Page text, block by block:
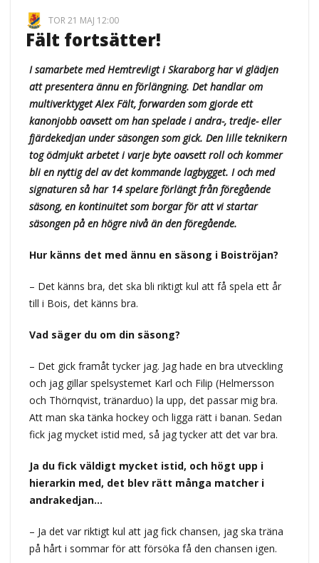
TOR 21 MAJ 12:00
Fält fortsätter!
I samarbete med Hemtrevligt i Skaraborg har vi glädjen
att presentera ännu en förlängning. Det handlar om
multiverktyget Alex Fält, forwarden som gjorde ett
kanonjobb oavsett om han spelade i andra-, tredje- eller
fjärdekedjan under säsongen som gick. Den lille teknikern
tog ödmjukt arbetet i varje byte oavsett roll och kommer
bli en nyttig del av det kommande lagbygget. I och med
signaturen så har 14 spelare förlängt från föregående
säsong, en kontinuitet som borgar för att vi startar
säsongen på en högre nivå än den föregående.
Hur känns det med ännu en säsong i Boiströjan?
– Det känns bra, det ska bli riktigt kul att få spela ett år
till i Bois, det känns bra.
Vad säger du om din säsong?
– Det gick framåt tycker jag. Jag hade en bra utveckling
och jag gillar spelsystemet Karl och Filip (Helmersson
och Thörnqvist, tränarduo) la upp, det passar mig bra.
Att man ska tänka hockey och ligga rätt i banan. Sedan
fick jag mycket istid med, så jag tycker att det var bra.
Ja du fick väldigt mycket istid, och högt upp i
hierarkin med, det blev rätt många matcher i
andrakedjan…
– Ja det var riktigt kul att jag fick chansen, jag ska träna
på hårt i sommar för att försöka få den chansen igen.